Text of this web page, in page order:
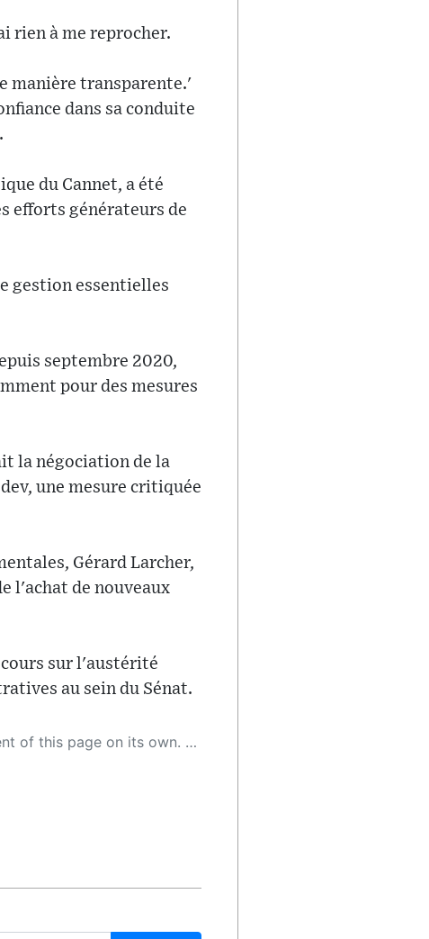
rien à me reprocher.
manière transparente.'
dans sa conduite
du Cannet, a été
efforts générateurs de
gestion essentielles
septembre 2020,
pour des mesures
la négociation de la
une mesure critiquée
Gérard Larcher,
l'achat de nouveaux
cours sur l'austérité
au sein du Sénat.
technology, and as a result, the article may contain accidental inaccuracies or errors. We urge you to help us improve our site by reporting any inaccuracies you find using the "